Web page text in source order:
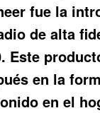
fue la
de alta
Este
en la
en el